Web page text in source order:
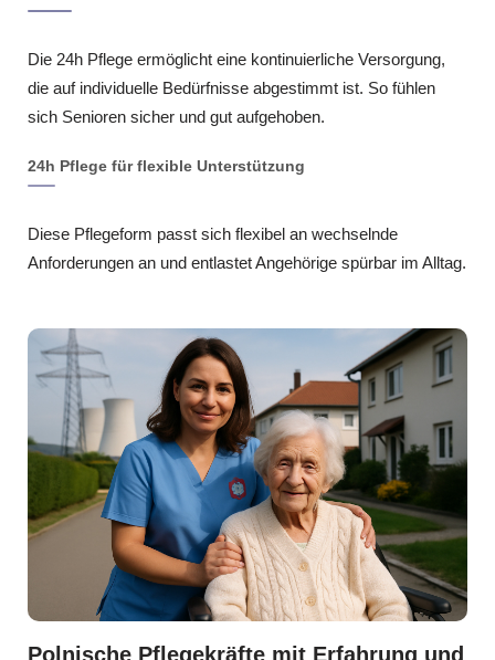
Die 24h Pflege ermöglicht eine kontinuierliche Versorgung,
die auf individuelle Bedürfnisse abgestimmt ist. So fühlen
sich Senioren sicher und gut aufgehoben.
24h Pflege für flexible Unterstützung
Diese Pflegeform passt sich flexibel an wechselnde
Anforderungen an und entlastet Angehörige spürbar im Alltag.
Polnische Pflegekräfte mit Erfahrung und